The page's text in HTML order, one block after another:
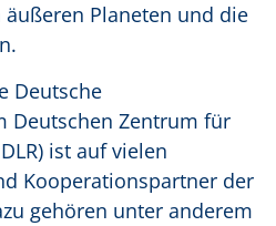
äußeren Planeten und die
Deutsche
Deutschen Zentrum für
ist auf vielen
Kooperationspartner der
gehören unter anderem